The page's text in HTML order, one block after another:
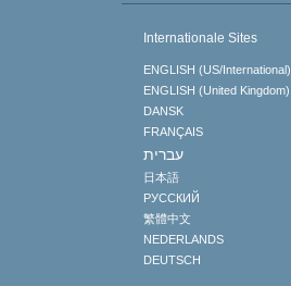
Internationale Sites
ENGLISH (US/International)
ENGLISH (United Kingdom)
DANSK
FRANÇAIS
עברית
日本語
РУССКИЙ
繁體中文
NEDERLANDS
DEUTSCH